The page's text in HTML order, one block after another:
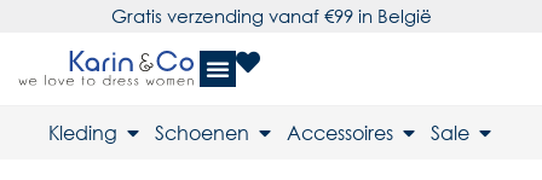
Gratis verzending vanaf €99 in België
Kleding Schoenen Accessoires Sale